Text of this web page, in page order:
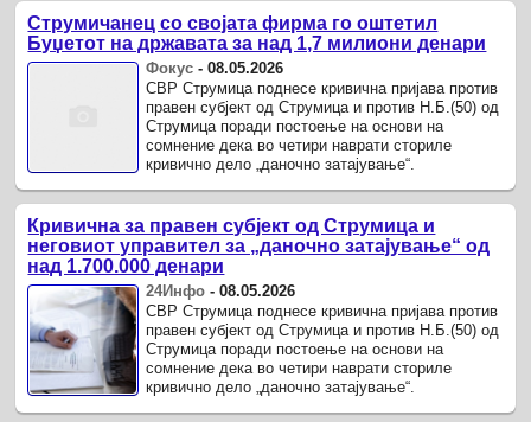
Струмичанец со својата фирма го оштетил
Буџетот на државата за над 1,7 милиони денари
Фокус -08.05.2026
СВР Струмица поднесе кривична пријава против
правен субјект од Струмица и против Н.Б.(50) од
Струмица поради постоење на основи на
сомнение дека во четири наврати сториле
кривично дело „даночно затајување“.
Кривична за правен субјект од Струмица и
неговиот управител за „даночно затајување“ од
над 1.700.000 денари
24Инфо -08.05.2026
СВР Струмица поднесе кривична пријава против
правен субјект од Струмица и против Н.Б.(50) од
Струмица поради постоење на основи на
сомнение дека во четири наврати сториле
кривично дело „даночно затајување“.